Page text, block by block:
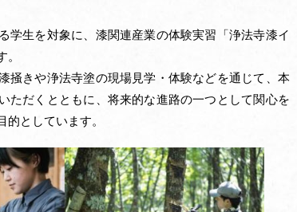
学生を対象に、漆関連産業の体験実習「浄法寺漆イ
掻きや浄法寺塗の現場見学・体験などを通じて、本
ただくとともに、将来的な進路の一つとして関心を
としています。